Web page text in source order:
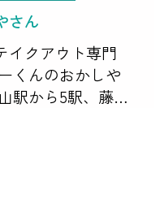
さん
イクアウト専門
くんのおかしや
駅から5駅、藤が